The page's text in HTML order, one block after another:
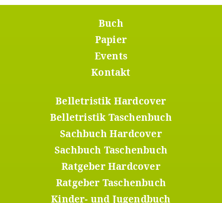
Buch
Papier
Events
Kontakt
Belletristik Hardcover
Belletristik Taschenbuch
Sachbuch Hardcover
Sachbuch Taschenbuch
Ratgeber Hardcover
Ratgeber Taschenbuch
Kinder- und Jugendbuch